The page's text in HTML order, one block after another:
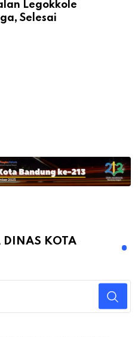
Legokkole
Selesai
DINAS KOTA